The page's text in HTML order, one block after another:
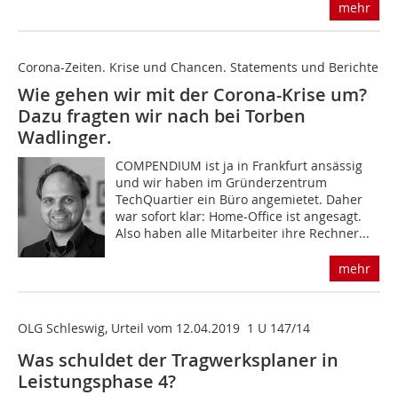
mehr
Corona-Zeiten. Krise und Chancen. Statements und Berichte
Wie gehen wir mit der Corona-Krise um?
Dazu fragten wir nach bei Torben
Wadlinger.
COMPENDIUM ist ja in Frankfurt ansässig
und wir haben im Gründerzentrum
TechQuartier ein Büro angemietet. Daher
war sofort klar: Home-Office ist angesagt.
Also haben alle Mitarbeiter ihre Rechner...
mehr
OLG Schleswig, Urteil vom 12.04.2019  1 U 147/14
Was schuldet der Tragwerksplaner in
Leistungsphase 4?